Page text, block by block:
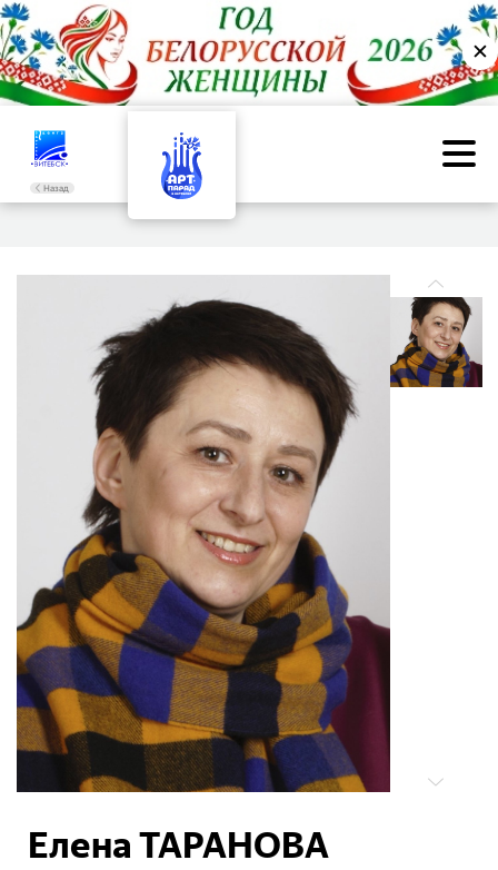
✕
Назад
Елена ТАРАНОВА